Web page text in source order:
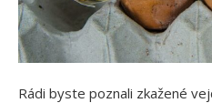
Rádi byste poznali zkažené